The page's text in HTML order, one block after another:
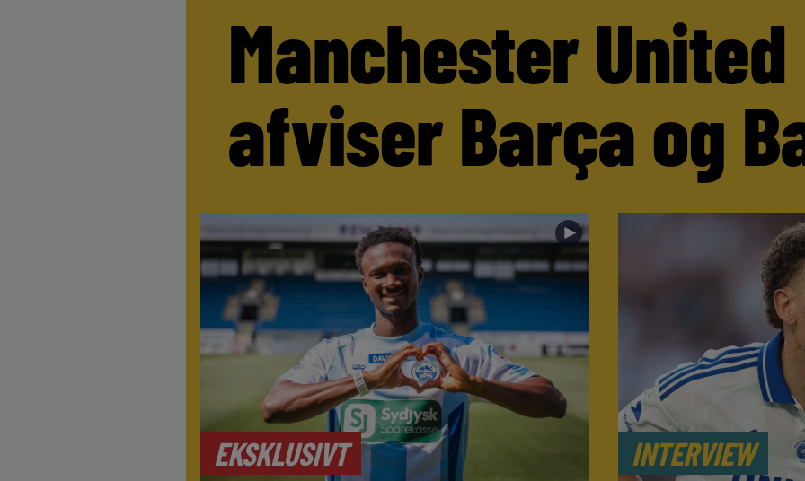
Manchester United
afviser Barça og
EKSKLUSIVT
►
INTERVIEW